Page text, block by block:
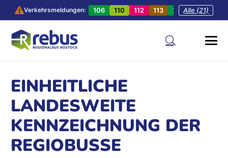
Verkehrsmeldungen: 106 110 112 113 201 202
Alle (21)
EINHEITLICHE
LANDESWEITE
KENNZEICHNUNG DER
REGIOBUSSE